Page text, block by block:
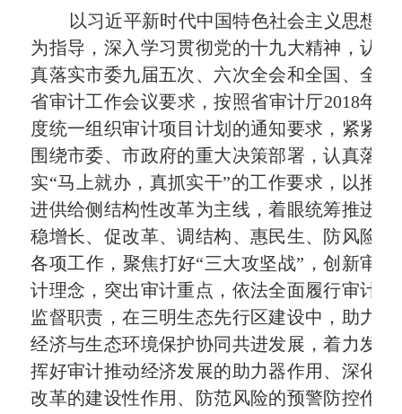
以习近平新时代中国特色社会主义思想
为指导，深入学习贯彻党的十九大精神，认
真落实市委九届五次、六次全会和全国、全
省审计工作会议要求，按照省审计厅2018年
度统一组织审计项目计划的通知要求，紧紧
围绕市委、市政府的重大决策部署 ，认真落
实“马上就办，真抓实干”的工作要求， 以推
进供给侧结构性改革为主线，着眼统筹推进
稳增长、促改革、调结构、惠民生、防风险
各项工作，聚焦打好“三大攻坚战”，创新审
计理念，突出审计重点，依法全面履行审计
监督职责，在三明生态先行区建设中，助力
经济与生态环境保护协同共进发展，着力发
挥好审计推动经济发展的助力器作用、深化
改革的建设性作用、防范风险的预警防控作